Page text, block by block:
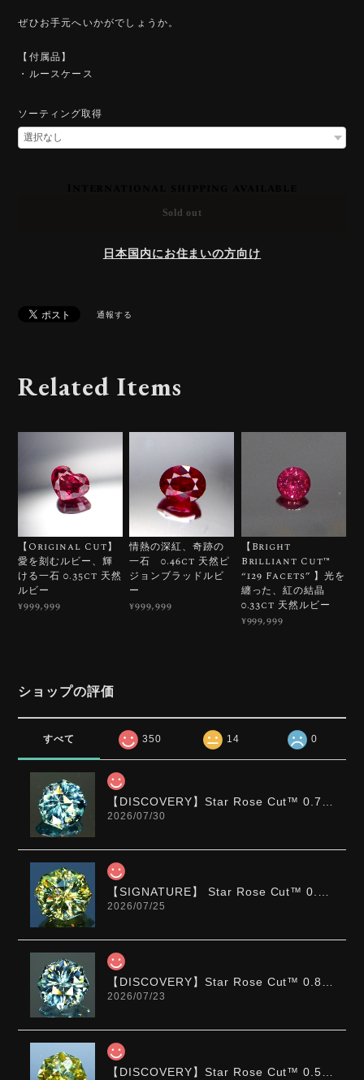
ぜひお手元へいかがでしょうか。
【付属品】
・ルースケース
ソーティング取得
Sold out
日本国内にお住まいの方向け
通報する
Related Items
【Original Cut】
愛を刻むルビー、輝
ける一石 0.35ct 天然
ルビー
¥999,999
情熱の深紅、奇跡の
一石 0.46ct 天然ピ
ジョンブラッドルビ
ー
¥999,999
【Bright
Brilliant Cut™️
“129 Facets” 】光を
纏った、紅の結晶
0.33ct 天然ルビー
¥999,999
ショップの評価
すべて 350 14 0
2026/07/30
2026/07/25
2026/07/23